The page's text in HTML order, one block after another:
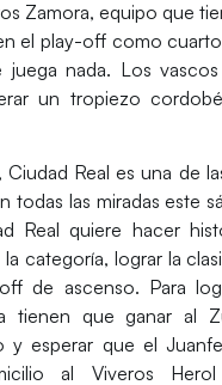
Zamora, equipo que
el play-off como
nada. Los
un tropiezo
Ciudad Real es una de
todas las miradas este
Real quiere hacer
categoría, lograr la
de ascenso. Para
tienen que ganar al
y esperar que el
al Viveros